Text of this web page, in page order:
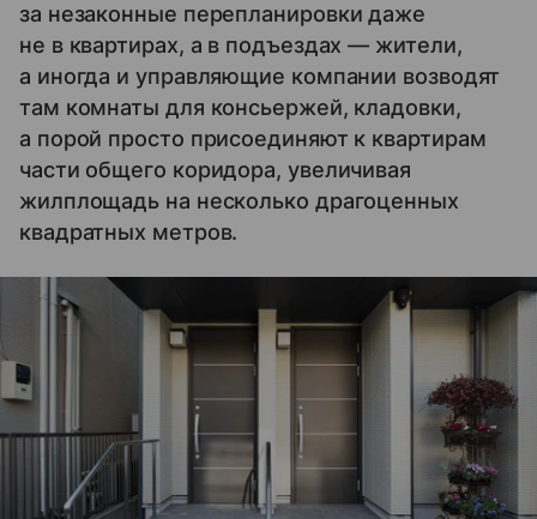
за незаконные перепланировки даже
не в квартирах, а в подъездах — жители,
а иногда и управляющие компании возводят
там комнаты для консьержей, кладовки,
а порой просто присоединяют к квартирам
части общего коридора, увеличивая
жилплощадь на несколько драгоценных
квадратных метров.